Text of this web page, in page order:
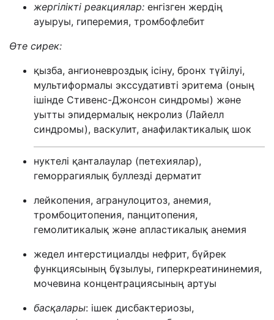
жергілікті реакциялар: енгізген жердің
ауыруы, гиперемия, тромбофлебит
Өте сирек:
қызба, ангионевроздық ісіну, бронх түйілуі,
мультиформалы экссудативті эритема (оның
ішінде Стивенс-Джонсон синдромы) және
уытты эпидермалық некролиз (Лайелл
синдромы), васкулит, анафилактикалық шок
нуктелі қанталаулар (петехиялар),
геморрагиялық буллезді дерматит
лейкопения, агранулоцитоз, анемия,
тромбоцитопения, панцитопения,
гемолитикалық және апластикалық анемия
жедел интерстициалды нефрит, бүйрек
функциясының бұзылуы, гиперкреатининемия,
мочевина концентрациясының артуы
басқалары: ішек дисбактериозы,